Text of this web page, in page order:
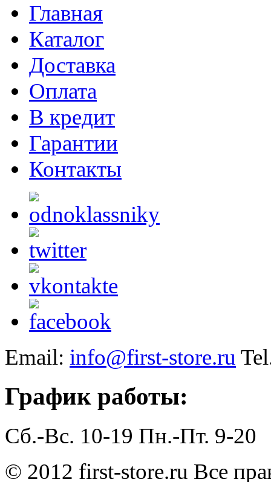
Главная
Каталог
Доставка
Оплата
В кредит
Гарантии
Контакты
Email: info@first-store.ru
График работы:
Сб.-Вс. 10-19 Пн.-Пт. 9-20
© 2012 first-store.ru Все